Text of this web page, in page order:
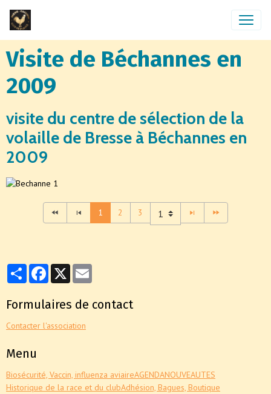
Visite de Béchannes en
2009
visite du centre de sélection de la
volaille de Bresse à Béchannes en
2009
1 2 3
PartagerFacebook
X
Formulaires de contact
Contacter l'association
Menu
Biosécurité, Vaccin, influenza aviaireAGENDANOUVEAUTES
Historique de la race et du clubAdhésion, Bagues, Boutique